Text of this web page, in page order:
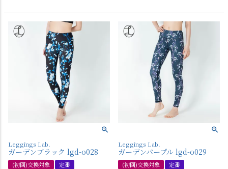
Leggings Lab.
ガーデンブラック lgd-o028
(初回)交換対象 定番
Leggings Lab.
ガーデンパープル lgd-o029
(初回)交換対象 定番